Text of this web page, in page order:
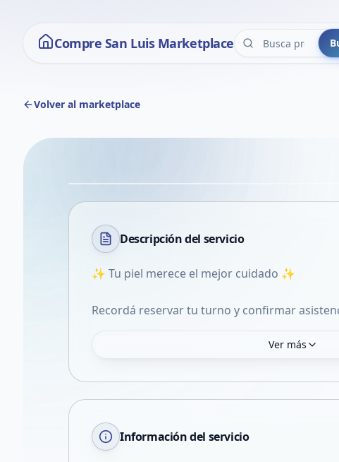
Compre San Luis Marketplace
Volver al marketplace
Descripción del servicio
✨ Tu piel merece el mejor cuidado ✨
Recordá reservar tu turno y confirmar
Ver más
Información del servicio